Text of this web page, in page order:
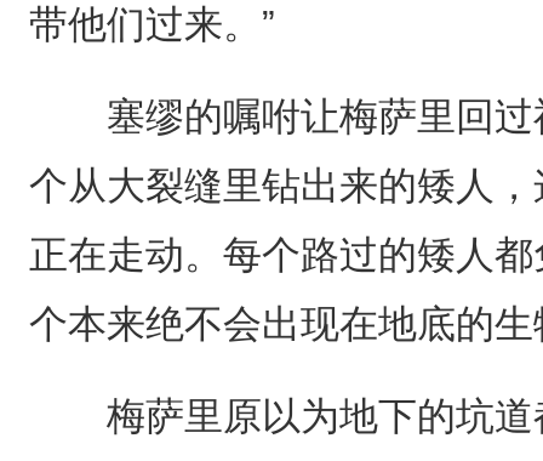
带他们过来。”
塞缪的嘱咐让梅萨里回过
个从大裂缝里钻出来的矮人
正在走动。每个路过的矮人
个本来绝不会出现在地底的生
梅萨里原以为地下的坑道